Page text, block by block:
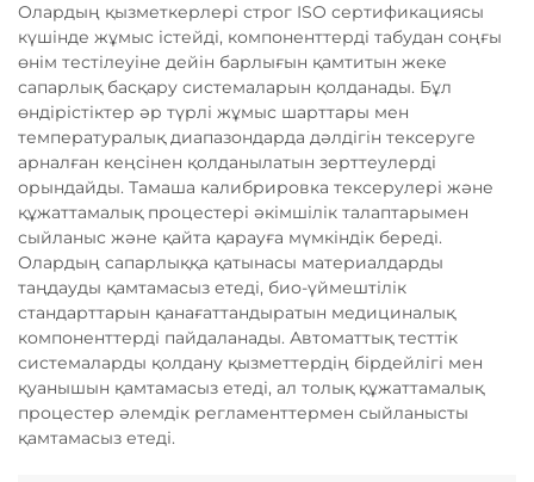
Олардың қызметкерлері строг ISO сертификациясы
күшінде жұмыс істейді, компоненттерді табудан соңғы
өнім тестілеуіне дейін барлығын қамтитын жеке
сапарлық басқару системаларын қолданады. Бұл
өндірістіктер әр түрлі жұмыс шарттары мен
температуралық диапазондарда дәлдігін тексеруге
арналған кеңсінен қолданылатын зерттеулерді
орындайды. Тамаша калибрировка тексерулері және
құжаттамалық процестері әкімшілік талаптарымен
сыйланыс және қайта қарауға мүмкіндік береді.
Олардың сапарлыққа қатынасы материалдарды
таңдауды қамтамасыз етеді, био-үймештілік
стандарттарын қанағаттандыратын медициналық
компоненттерді пайдаланады. Автоматтық тесттік
системаларды қолдану қызметтердің бірдейлігі мен
қуанышын қамтамасыз етеді, ал толық құжаттамалық
процестер әлемдік регламенттермен сыйланысты
қамтамасыз етеді.